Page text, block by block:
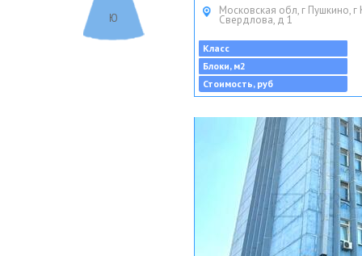
Ю
Московская обл, г Пушкино, г
Свердлова, д 1
Класс
Блоки, м2
Стоимость, руб